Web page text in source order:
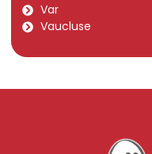
Var
Vaucluse